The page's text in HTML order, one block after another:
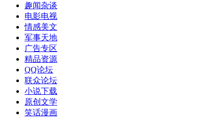
趣闻杂谈
电影电视
情感美文
军事天地
广告专区
精品资源
QQ论坛
联众论坛
小说下载
原创文学
笑话漫画